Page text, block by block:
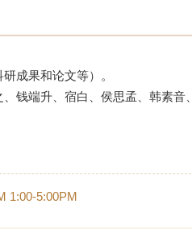
成果和论文等）。
钱端升、宿白、侯思孟、韩素音、
1:00-5:00PM